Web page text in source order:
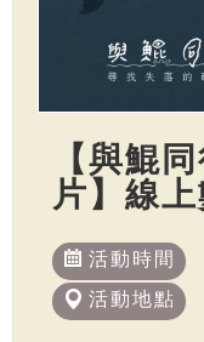
【與鯤
片】線
活動時間
活動地點